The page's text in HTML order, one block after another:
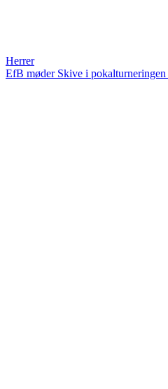
Herrer
EfB møder Skive i pokalturneringen